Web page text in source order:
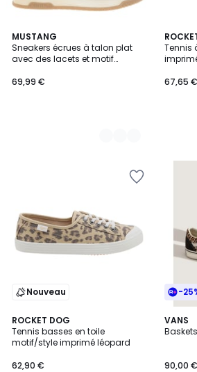
MUSTANG
Sneakers écrues à talon plat
avec des lacets et motif
69,99 €
2
Couleurs
Tennis
67,65 €
Nouveau
ROCKET DOG
Tennis basses en toile
motif/style imprimé léopard
62,90 €
-
VANS
90,00 €
5
/